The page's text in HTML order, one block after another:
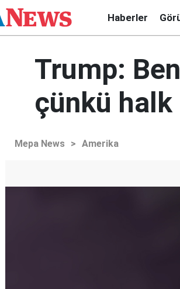
Haberler
Trump:
çünkü halk
Mepa News > Amerika